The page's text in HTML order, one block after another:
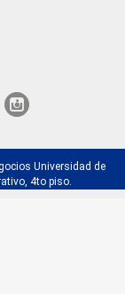
Universidad de
4to piso.